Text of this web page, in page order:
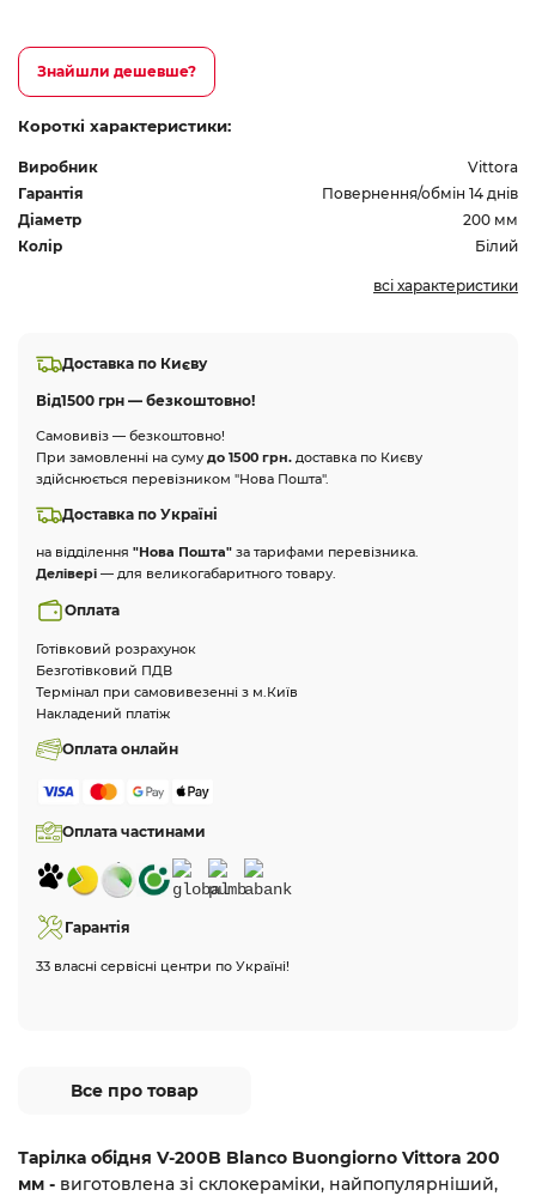
Знайшли дешевше?
Короткі характеристики:
Виробник
Vittora
Гарантія
Повернення/обмін 14 днів
Діаметр
200 мм
Колір
Білий
всі характеристики
Доставка по Києву
Від1500 грн — безкоштовно!
Самовивіз — безкоштовно!
При замовленні на суму до 1500 грн. доставка по Києву
здійснюється перевізником "Нова Пошта".
Доставка по Україні
на відділення "Нова Пошта" за тарифами перевізника.
Делівері — для великогабаритного товару.
Оплата
Готівковий розрахунок
Безготівковий ПДВ
Термінал при самовивезенні з м.Київ
Накладений платіж
Оплата онлайн
Оплата частинами
Гарантія
33 власні сервісні центри по Україні!
Все про товар
Тарілка обідня V-200B Blanco Buongiorno Vittora 200
мм - виготовлена зі склокераміки, найпопулярніший,